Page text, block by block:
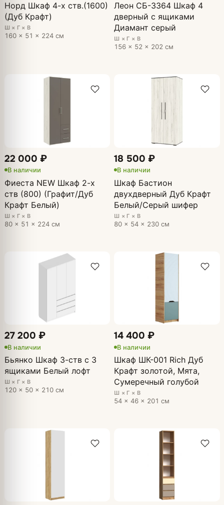
Норд Шкаф 4-х ств.(1600)
(Дуб Крафт)
Ш × Г × В
160 × 51 × 224 см
Леон СБ-3364 Шкаф 4
дверный с ящиками
Диамант серый
Ш × Г × В
156 × 52 × 202 см
22 000 ₽
В наличии
Фиеста NEW Шкаф 2-х
ств (800) (Графит/Дуб
Крафт Белый)
Ш × Г × В
80 × 51 × 224 см
18 500 ₽
В наличии
Шкаф Бастион
двухдверный Дуб Крафт
Белый/Серый шифер
Ш × Г × В
80 × 54 × 230 см
27 200 ₽
В наличии
Бьянко Шкаф 3-ств с 3
ящиками Белый лофт
Ш × Г × В
120 × 50 × 210 см
14 400 ₽
В наличии
Шкаф ШК-001 Rich Дуб
Крафт золотой, Мята,
Сумеречный голубой
Ш × Г × В
54 × 46 × 201 см